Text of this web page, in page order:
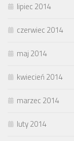
lipiec 2014
czerwiec 2014
maj 2014
kwiecień 2014
marzec 2014
luty 2014